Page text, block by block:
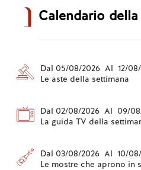
Calendario
Dal 05/08/2026 Al 12/
Le aste della settimana
Dal 02/08/2026 Al 09/
La guida TV della
Dal 03/08/2026 Al 10/
Le mostre che aprono in